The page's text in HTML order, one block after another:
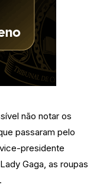
não notar os
passaram pelo
presidente
Gaga, as roupas